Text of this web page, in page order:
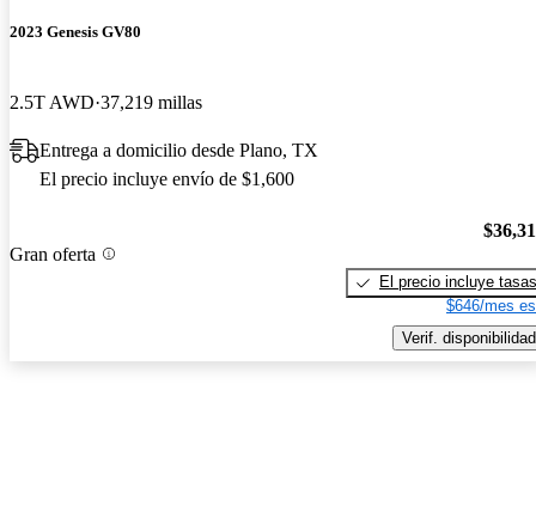
2023 Genesis GV80
2.5T AWD 37,219 millas
Entrega a domicilio desde Plano, TX
El precio incluye envío de $1,600
Gran oferta
El precio incluye tasas
$646/mes
Verif. disponibilidad